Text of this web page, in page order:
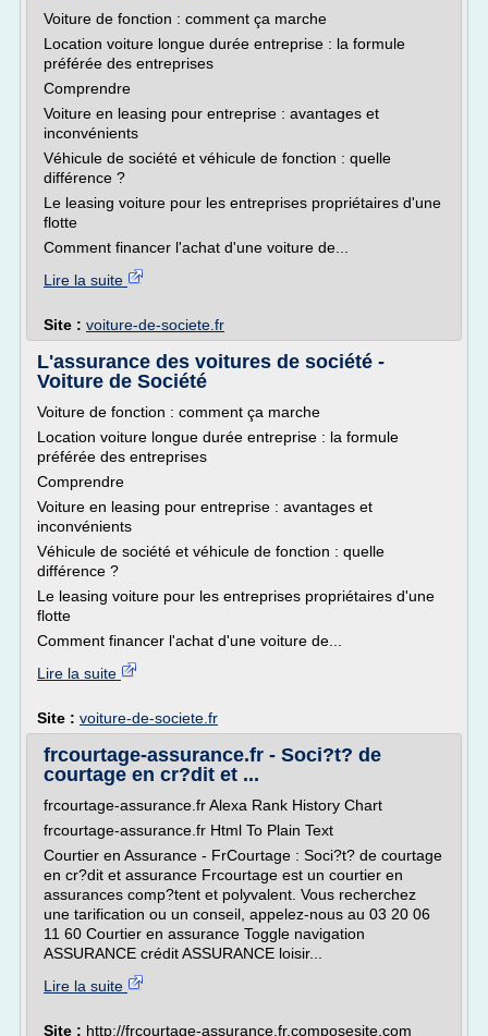
Voiture de fonction : comment ça marche
Location voiture longue durée entreprise : la formule
préférée des entreprises
Comprendre
Voiture en leasing pour entreprise : avantages et
inconvénients
Véhicule de société et véhicule de fonction : quelle
différence ?
Le leasing voiture pour les entreprises propriétaires d'une
flotte
Comment financer l'achat d'une voiture de...
Lire la suite
Site : voiture-de-societe.fr
L'assurance des voitures de société -
Voiture de Société
Voiture de fonction : comment ça marche
Location voiture longue durée entreprise : la formule
préférée des entreprises
Comprendre
Voiture en leasing pour entreprise : avantages et
inconvénients
Véhicule de société et véhicule de fonction : quelle
différence ?
Le leasing voiture pour les entreprises propriétaires d'une
flotte
Comment financer l'achat d'une voiture de...
Lire la suite
Site : voiture-de-societe.fr
frcourtage-assurance.fr - Soci?t? de
courtage en cr?dit et ...
frcourtage-assurance.fr Alexa Rank History Chart
frcourtage-assurance.fr Html To Plain Text
Courtier en Assurance - FrCourtage : Soci?t? de courtage
en cr?dit et assurance Frcourtage est un courtier en
assurances comp?tent et polyvalent. Vous recherchez
une tarification ou un conseil, appelez-nous au 03 20 06
11 60 Courtier en assurance Toggle navigation
ASSURANCE crédit ASSURANCE loisir...
Lire la suite
Site : http://frcourtage-assurance.fr.composesite.com